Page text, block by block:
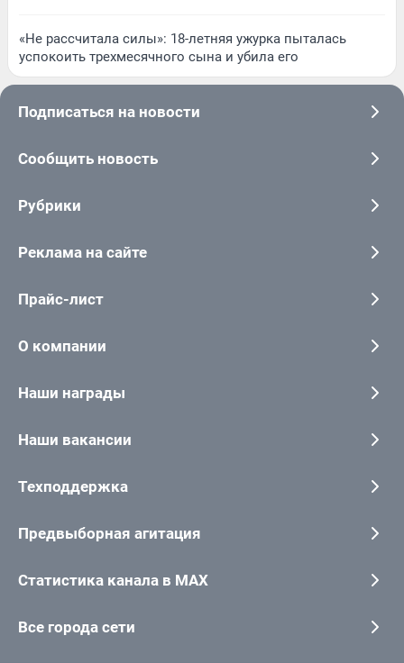
«Не рассчитала силы»: 18-летняя ужурка пыталась
успокоить трехмесячного сына и убила его
Подписаться на новости
Сообщить новость
Рубрики
Реклама на сайте
Прайс-лист
О компании
Наши награды
Наши вакансии
Техподдержка
Предвыборная агитация
Статистика канала в MAX
Все города сети